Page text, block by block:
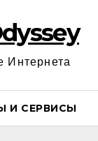
Интернета
И СЕРВИСЫ